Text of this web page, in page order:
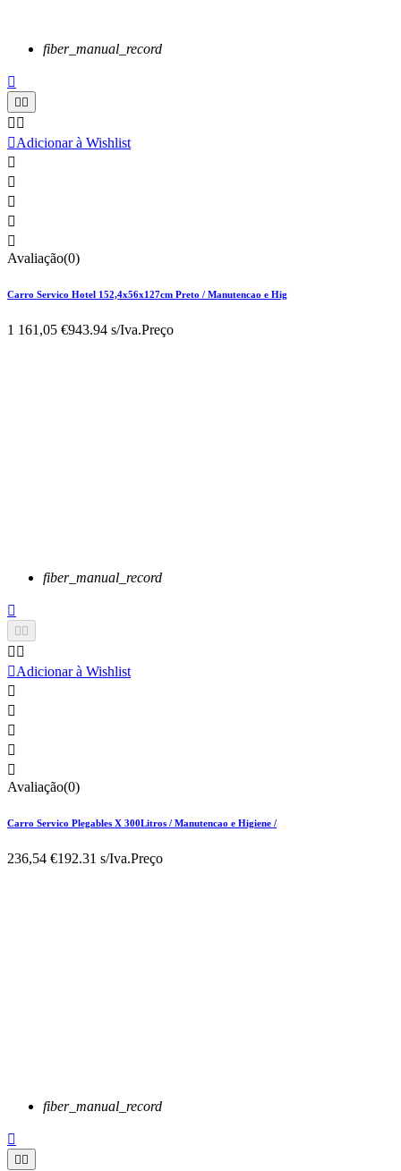
fiber_manual_record


 
Adicionar à Wishlist





Avaliação(0)
Carro Servico Hotel 152,4x56x127cm Preto / Manutencao e Hig
1 161,05 €943.94 s/Iva.Preço
fiber_manual_record


 
Adicionar à Wishlist





Avaliação(0)
Carro Servico Plegables X 300Litros / Manutencao e Higiene /
236,54 €192.31 s/Iva.Preço
fiber_manual_record

